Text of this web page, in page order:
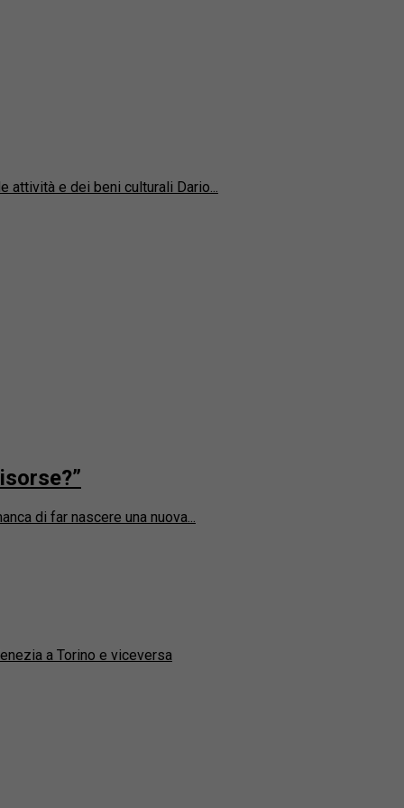
attività e dei beni culturali Dario...
di far nascere una nuova...
a Torino e viceversa